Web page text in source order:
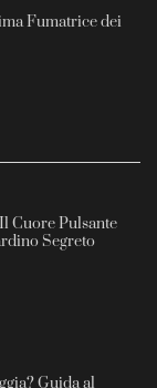
Fumatrice dei
Cuore Pulsante
Segreto
Guida al